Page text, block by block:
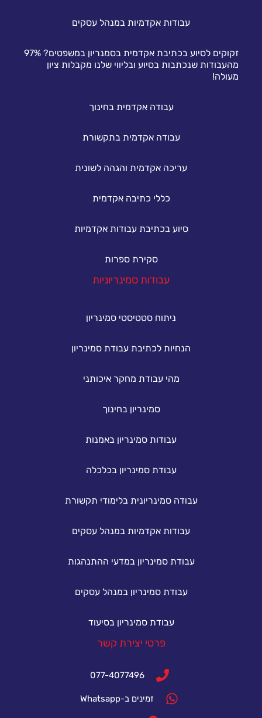
עבודות אקדמיות במנהל עסקים
זקוקים לסיוע בכתיבת אקדמית בסמנריון במשפטים? 97%
מהעבודות שנכתבות בסיוע ובליווי שלנו מקבלות ציון
מעולה!
עבודה אקדמית בחינוך
עבודה אקדמית בתקשורת
עריכה אקדמית והגהה לשונית
כללי כתיבה אקדמית
סיוע בכתיבת עבודות אקדמיות
סקירת ספרות
עבודות סמינריוניות
ניתוח סטטיסטי סמינריון
הנחיות לכתיבת עבודת סמינריון
מהי עבודת מחקר איכותני
סמינריון בחינוך
עבודות סמינריון באמנות
עבודת סמינריון בכלכלה
עבודה סמינריונית בלימודי תקשורת
עבודות אקדמיות במנהל עסקים
עבודת סמינריון במדעי ההתנהגות
עבודת סמינריון במנהל עסקים
עבודת סמינריון בסיעוד
פרטי יצירת קשר
077-4077496
זמינים ב-Whatsapp